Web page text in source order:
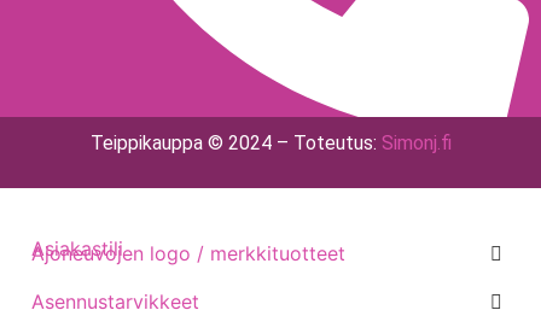
040 - 775 1513
Teippikauppa © 2024 – Toteutus: Simonj.fi
Ajoneuvojen logo / merkkituotteet
Asennustarvikkeet
Asiakastili